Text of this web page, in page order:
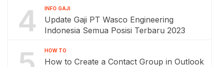
4 INFO GAJI
Update Gaji PT Wasco Engineering
Indonesia Semua Posisi Terbaru 2023
HOW TO
How to Create a Contact Group in Outlook